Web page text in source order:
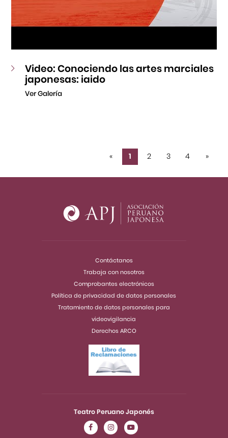
Video: Conociendo las artes marciales
japonesas: iaido
Ver Galería
« 1 2 3 4 »
Teatro Peruano Japonés
Contáctanos
Trabaja con nosotros
Comprobantes electrónicos
Política de privacidad de datos personales
Tratamiento de datos personales para
videovigilancia
Derechos ARCO